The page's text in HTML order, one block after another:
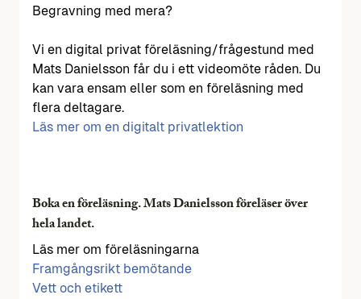
Begravning med mera?
Vi en digital privat föreläsning/frågestund med
Mats Danielsson får du i ett videomöte råden. Du
kan vara ensam eller som en föreläsning med
flera deltagare.
Läs mer om en digitalt privatlektion
Boka en föreläsning. Mats Danielsson föreläser över
hela landet.
Läs mer om föreläsningarna
Framgångsrikt bemötande
Vett och etikett